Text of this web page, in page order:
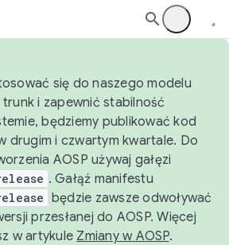
się do naszego modelu
i zapewnić stabilność
będziemy publikować kod
drugim i czwartym kwartale. Do
AOSP używaj gałęzi
. Gałąź manifestu
będzie zawsze odwoływać
przesłanej do AOSP. Więcej
w artykule Zmiany w AOSP.